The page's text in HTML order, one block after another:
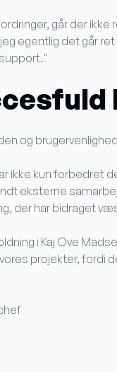
går der ikke
egentlig det går
og
ikke kun forbedret
eksterne
der har bidraget
i Kaj Ove
projekter, fordi